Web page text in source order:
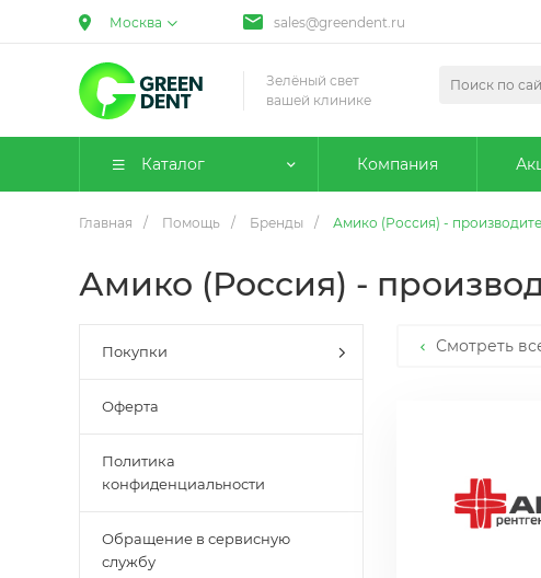
Москва sales@greendent.ru
Зелёный свет
вашей клинике
Каталог Компания
Главная / Помощь / Бренды / Амико (Россия) -
Амико (Россия) -
Покупки
Оферта
Политика
конфиденциальности
Обращение в сервисную
службу
Смотреть